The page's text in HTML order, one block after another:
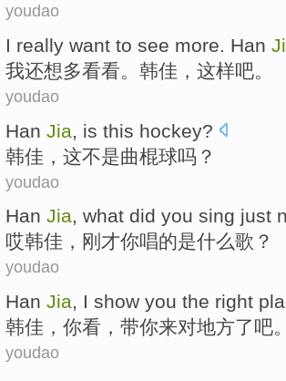
youdao
I really want to see more. Han
我还想多看看。 韩佳 ，这样吧。
youdao
Han Jia , is this hockey?
韩佳 ， 这不是曲棍球吗？
youdao
Han Jia, what did you sing just
哎韩佳 ， 刚才你唱的是什么歌？
youdao
Han Jia, I show you the right
韩佳 ， 你看， 带你来对地方了吧
youdao